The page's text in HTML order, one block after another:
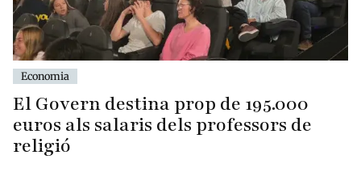
Economia
El Govern destina prop de 195.000
euros als salaris dels professors de
religió